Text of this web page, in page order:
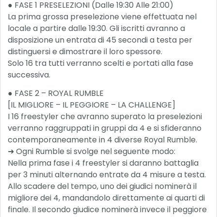
● FASE 1 PRESELEZIONI (Dalle 19:30 Alle 21:00)
La prima grossa preselezione viene effettuata nel
locale a partire dalle 19:30. Gli iscritti avranno a
disposizione un entrata di 45 secondi a testa per
distinguersi e dimostrare il loro spessore.
Solo 16 tra tutti verranno scelti e portati alla fase
successiva.
● FASE 2 – ROYAL RUMBLE
[IL MIGLIORE – IL PEGGIORE – LA CHALLENGE]
I 16 freestyler che avranno superato la preselezioni
verranno raggruppati in gruppi da 4 e si sfideranno
contemporaneamente in 4 diverse Royal Rumble.
➜ Ogni Rumble si svolge nel seguente modo:
Nella prima fase i 4 freestyler si daranno battaglia
per 3 minuti alternando entrate da 4 misure a testa.
Allo scadere del tempo, uno dei giudici nominerà il
migliore dei 4, mandandolo direttamente ai quarti di
finale. Il secondo giudice nominerà invece il peggiore